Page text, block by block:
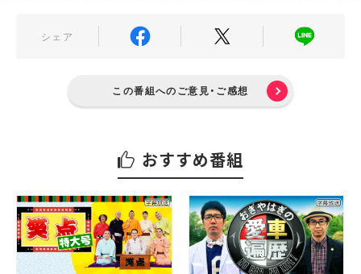
シェア
この番組へのご意見・ご感想
おすすめ番組